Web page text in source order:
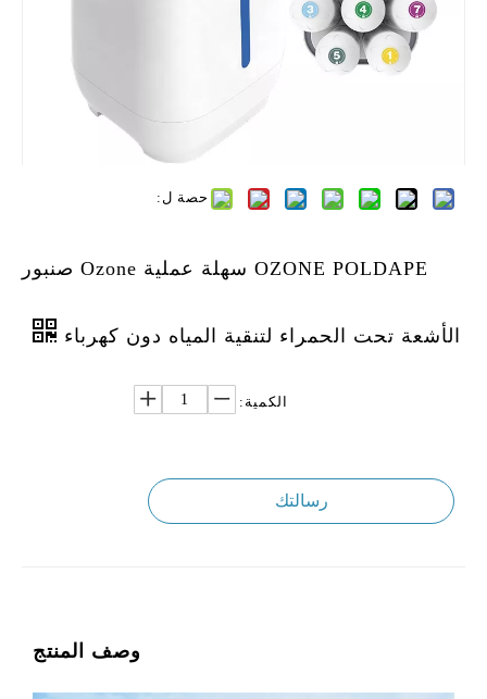
حصة ل:
OZONE POLDAPE سهلة عملية Ozone صنبور
الأشعة تحت الحمراء لتنقية المياه دون كهرباء
الكمية:
رسالتك
وصف المنتج